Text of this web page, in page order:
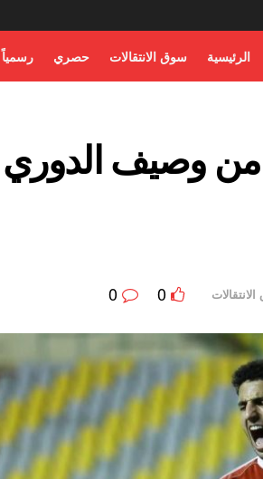
الرئيسية سوق الانتقالات حصري رسمياً
وصيف الدوري
0